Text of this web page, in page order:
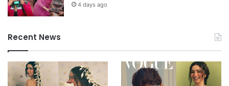
4 days ago
Recent News